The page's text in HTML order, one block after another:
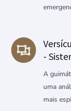

-
A
uma
mais